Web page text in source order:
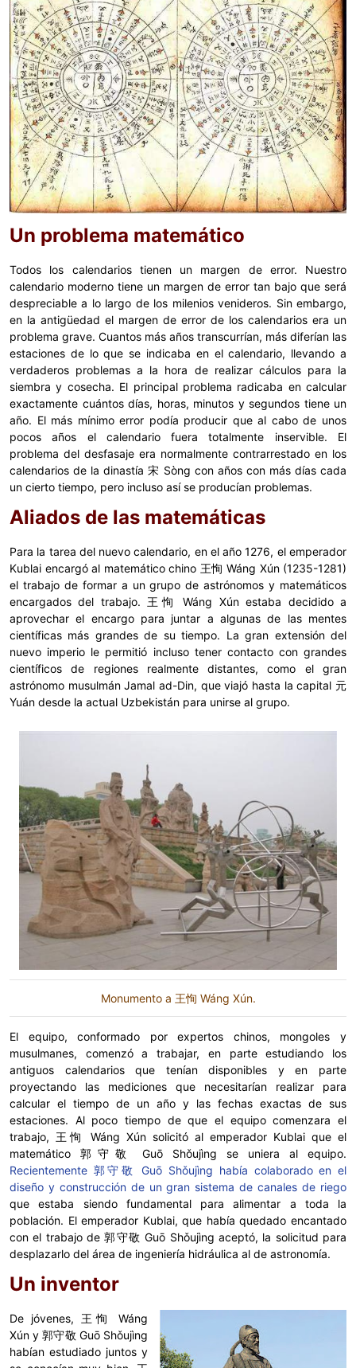
Un problema matemático
Todos los calendarios tienen un margen de error. Nuestro
calendario moderno tiene un margen de error tan bajo que será
despreciable a lo largo de los milenios venideros. Sin embargo,
en la antigüedad el margen de error de los calendarios era un
problema grave. Cuantos más años transcurrían, más diferían las
estaciones de lo que se indicaba en el calendario, llevando a
verdaderos problemas a la hora de realizar cálculos para la
siembra y cosecha. El principal problema radicaba en calcular
exactamente cuántos días, horas, minutos y segundos tiene un
año. El más mínimo error podía producir que al cabo de unos
pocos años el calendario fuera totalmente inservible. El
problema del desfasaje era normalmente contrarrestado en los
calendarios de la dinastía 宋 Sòng con años con más días cada
un cierto tiempo, pero incluso así se producían problemas.
Aliados de las matemáticas
Para la tarea del nuevo calendario, en el año 1276, el emperador
Kublai encargó al matemático chino 王恂 Wáng Xún (1235-1281)
el trabajo de formar a un grupo de astrónomos y matemáticos
encargados del trabajo. 王恂 Wáng Xún estaba decidido a
aprovechar el encargo para juntar a algunas de las mentes
científicas más grandes de su tiempo. La gran extensión del
nuevo imperio le permitió incluso tener contacto con grandes
científicos de regiones realmente distantes, como el gran
astrónomo musulmán Jamal ad-Din, que viajó hasta la capital 元
Yuán desde la actual Uzbekistán para unirse al grupo.
Monumento a 王恂 Wáng Xún.
El equipo, conformado por expertos chinos, mongoles y
musulmanes, comenzó a trabajar, en parte estudiando los
antiguos calendarios que tenían disponibles y en parte
proyectando las mediciones que necesitarían realizar para
calcular el tiempo de un año y las fechas exactas de sus
estaciones. Al poco tiempo de que el equipo comenzara el
trabajo, 王恂 Wáng Xún solicitó al emperador Kublai que el
matemático 郭守敬 Guō Shǒujìng se uniera al equipo.
Recientemente 郭守敬 Guō Shǒujìng había colaborado en el
diseño y construcción de un gran sistema de canales de riego
que estaba siendo fundamental para alimentar a toda la
población. El emperador Kublai, que había quedado encantado
con el trabajo de 郭守敬 Guō Shǒujìng aceptó, la solicitud para
desplazarlo del área de ingeniería hidráulica al de astronomía.
Un inventor
De jóvenes, 王恂 Wáng
Xún y 郭守敬 Guō Shǒujìng
habían estudiado juntos y